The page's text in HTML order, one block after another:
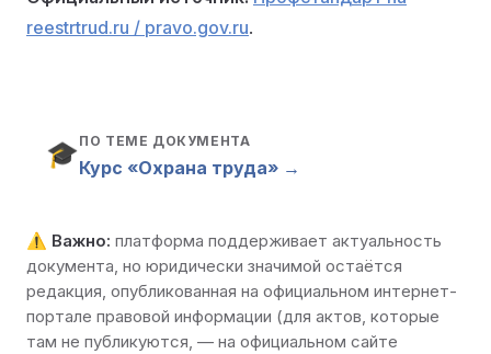
reestrtrud.ru / pravo.gov.ru.
🎓 ПО ТЕМЕ ДОКУМЕНТА
Курс «Охрана труда» →
⚠️ Важно: платформа поддерживает актуальность
документа, но юридически значимой остаётся
редакция, опубликованная на официальном интернет-
портале правовой информации (для актов, которые
там не публикуются, — на официальном сайте